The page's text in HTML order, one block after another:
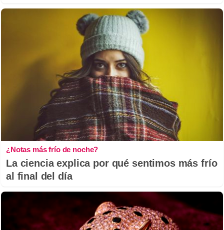
¿Notas más frío de noche?
La ciencia explica por qué sentimos más frío
al final del día